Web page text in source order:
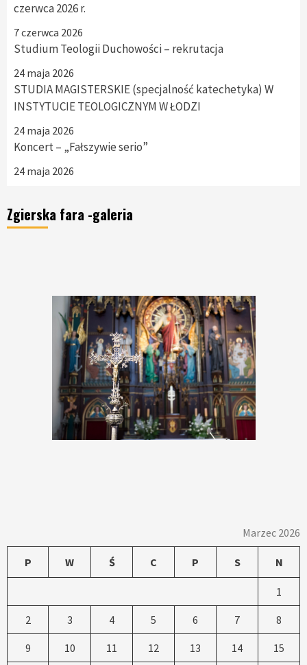
czerwca 2026 r.
7 czerwca 2026
Studium Teologii Duchowości – rekrutacja
24 maja 2026
STUDIA MAGISTERSKIE (specjalność katechetyka) W
INSTYTUCIE TEOLOGICZNYM W ŁODZI
24 maja 2026
Koncert – „Fałszywie serio”
24 maja 2026
Zgierska fara -galeria
Marzec 2026
P W Ś C P S N
1
2 3 4 5 6 7 8
9 10 11 12 13 14 15